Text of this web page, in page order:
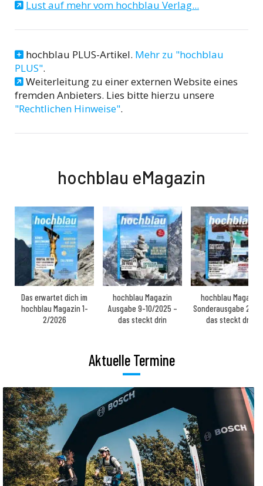
Lust auf mehr vom hochblau Verlag...
hochblau PLUS-Artikel. Mehr zu "hochblau
PLUS".
Weiterleitung zu einer externen Website eines
fremden Anbieters. Lies bitte hierzu unsere
"Rechtlichen Hinweise".
hochblau eMagazin
Das erwartet dich im
hochblau Magazin 1-
2/2026
hochblau Magazin
Ausgabe 9-10/2025 –
das steckt drin
hochblau Magazin
Sonderausgabe
das steckt drin
Aktuelle Termine